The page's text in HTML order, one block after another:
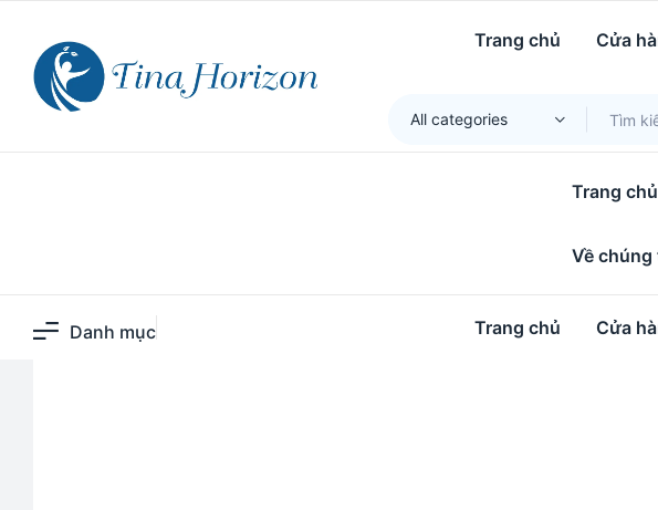
Trang chủ Cửa
All categories
Trang chủ
Về chúng
Danh mục Trang chủ Cửa
Tina Horizon Tinh Dầu Kích Thích Mọc Tóc Hữu Cơ